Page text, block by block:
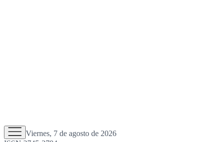
Viernes, 7 de agosto de 2026